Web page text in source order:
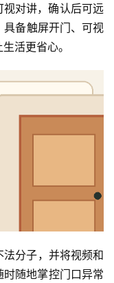
对讲，确认后可远
备触屏开门、可视
活更省心。
分子，并将视频和
随地掌控门口异常